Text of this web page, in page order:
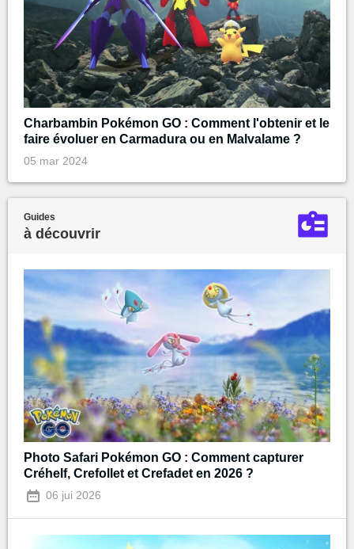
Charbambin Pokémon GO : Comment l'obtenir et le
faire évoluer en Carmadura ou en Malvalame ?
05 mar 2024
Guides
à découvrir
Photo Safari Pokémon GO : Comment capturer
Créhelf, Crefollet et Crefadet en 2026 ?
06 jui 2026